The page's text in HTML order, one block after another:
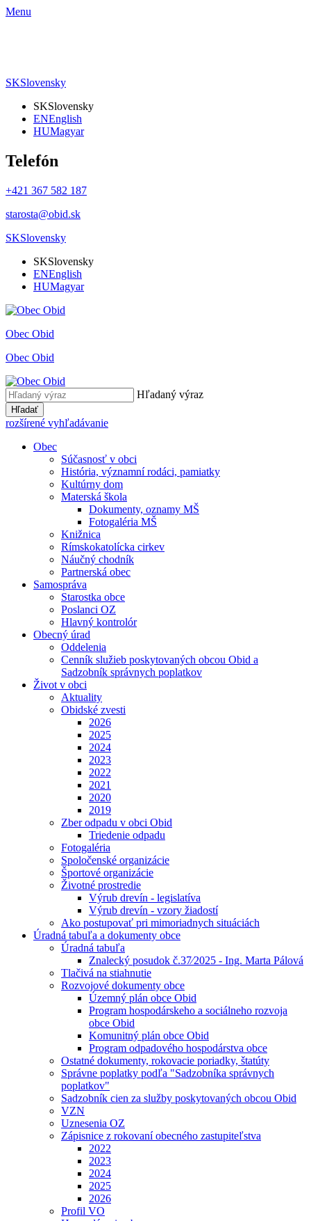
Menu
SKSlovensky
SKSlovensky
ENEnglish
HUMagyar
Telefón
+421 367 582 187
starosta@obid.sk
SKSlovensky
SKSlovensky
ENEnglish
HUMagyar
Obec Obid
Obec Obid
Hľadaný výraz
Hľadať
rozšírené vyhľadávanie
Obec
Súčasnosť v obci
História, významní rodáci, pamiatky
Kultúrny dom
Materská škola
Dokumenty, oznamy MŠ
Fotogaléria MŠ
Knižnica
Rímskokatolícka cirkev
Náučný chodník
Partnerská obec
Samospráva
Starostka obce
Poslanci OZ
Hlavný kontrolór
Obecný úrad
Oddelenia
Cenník služieb poskytovaných obcou Obid a
Sadzobník správnych poplatkov
Život v obci
Aktuality
Obidské zvesti
2026
2025
2024
2023
2022
2021
2020
2019
Zber odpadu v obci Obid
Triedenie odpadu
Fotogaléria
Spoločenské organizácie
Športové organizácie
Životné prostredie
Výrub drevín - legislatíva
Výrub drevín - vzory žiadostí
Ako postupovať pri mimoriadnych situáciách
Úradná tabuľa a dokumenty obce
Úradná tabuľa
Znalecký posudok č.37⁄2025 - Ing. Marta Pálová
Tlačivá na stiahnutie
Rozvojové dokumenty obce
Územný plán obce Obid
Program hospodárskeho a sociálneho rozvoja
obce Obid
Komunitný plán obce Obid
Program odpadového hospodárstva obce
Ostatné dokumenty, rokovacie poriadky, štatúty
Správne poplatky podľa "Sadzobníka správnych
poplatkov"
Sadzobník cien za služby poskytovaných obcou Obid
VZN
Uznesenia OZ
Zápisnice z rokovaní obecného zastupiteľstva
2022
2023
2024
2025
2026
Profil VO